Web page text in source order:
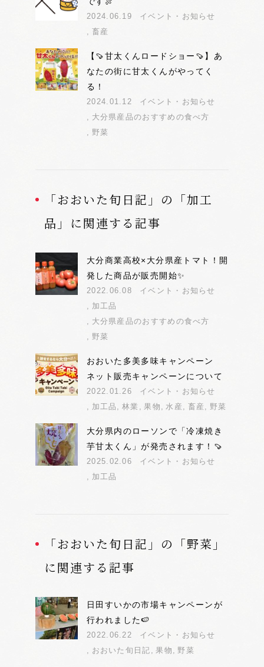
2024.06.19
イベント・お知らせ
畜産
【🍠甘太くんロードショー🍠】あ
なたの街に甘太くんがやってく
る！
2024.01.12
イベント・お知らせ
大分県産品のおすすめの食べ方
野菜
「おおいた旬日記」の「加工
品」に関連する記事
大分商業高校×大分県産トマト！開
発した商品が販売開始✨
2022.06.08
イベント・お知らせ
加工品
大分県産品のおすすめの食べ方
野菜
おおいた多美多味キャンペーン
ネット販売キャンペーンについて
2022.01.26
イベント・お知らせ
加工品
林業 果物 水産 畜産 野菜
大分県内のローソンで「冷凍焼き
芋甘太くん」が発売されます！🍠
2025.02.06
イベント・お知らせ
加工品
「おおいた旬日記」の「野菜」
に関連する記事
日田すいかの市場キャンペーンが
行われました🍉
2022.06.22
イベント・お知らせ
おおいた旬日記
果物 野菜